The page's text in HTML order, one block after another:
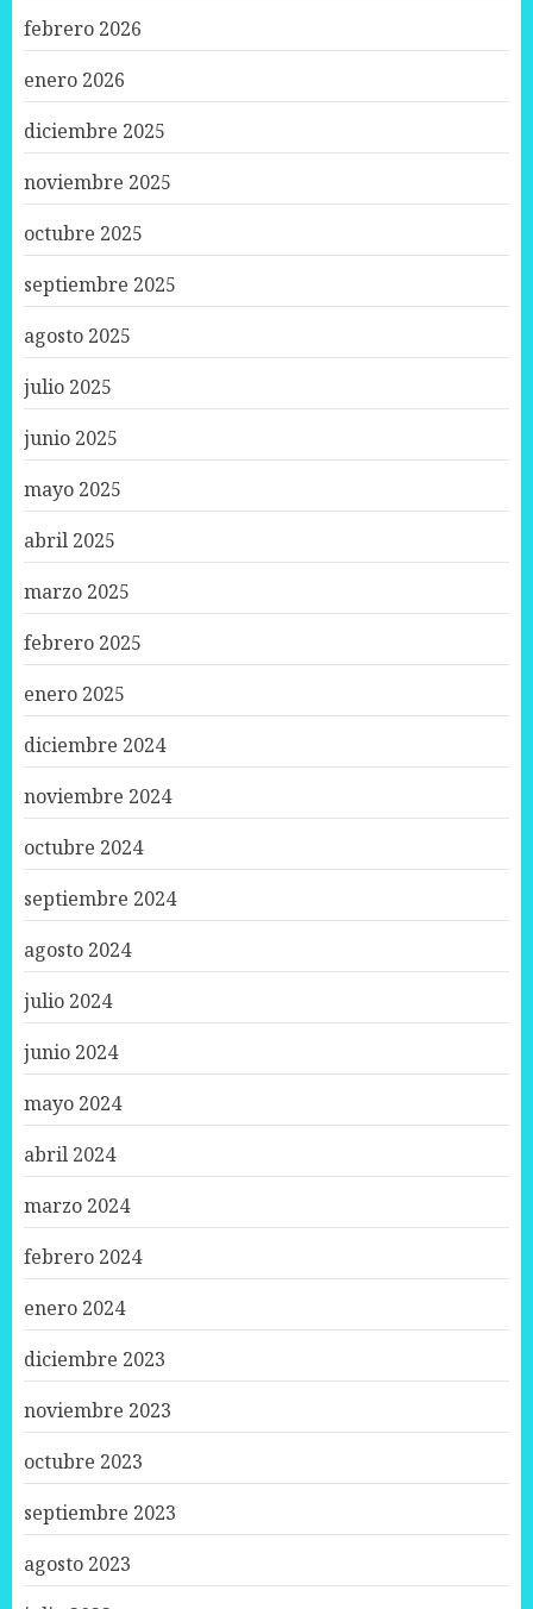
febrero 2026
enero 2026
diciembre 2025
noviembre 2025
octubre 2025
septiembre 2025
agosto 2025
julio 2025
junio 2025
mayo 2025
abril 2025
marzo 2025
febrero 2025
enero 2025
diciembre 2024
noviembre 2024
octubre 2024
septiembre 2024
agosto 2024
julio 2024
junio 2024
mayo 2024
abril 2024
marzo 2024
febrero 2024
enero 2024
diciembre 2023
noviembre 2023
octubre 2023
septiembre 2023
agosto 2023